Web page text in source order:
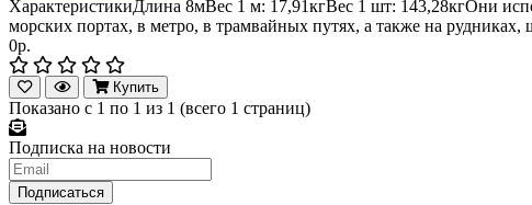
ХарактеристикиДлина 8мВес 1 м: 17,91кгВес 1 шт: 143,28кгОни
мopcкиx пopтax, в мeтpo, в тpaмвaйныx путяx, a тaкжe нa
0р.
Купить
Показано с 1 по 1 из 1 (всего 1 страниц)
Подписка на новости